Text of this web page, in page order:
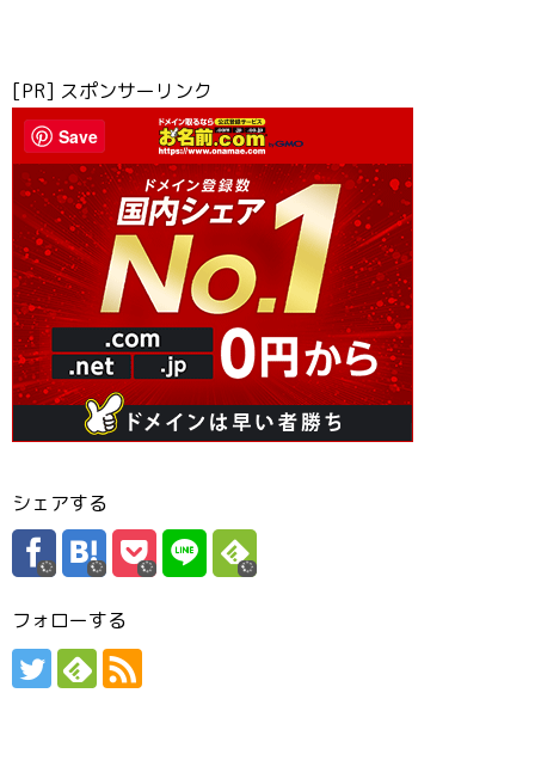
[PR] スポンサーリンク
シェアする
フォローする
Save